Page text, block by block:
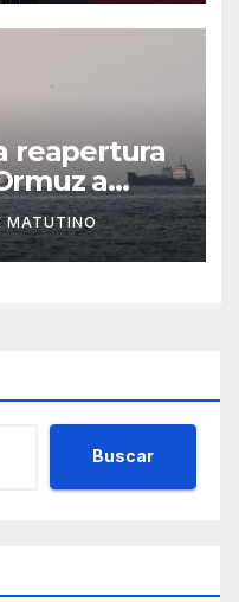
reapertura
a
MATUTINO
Buscar